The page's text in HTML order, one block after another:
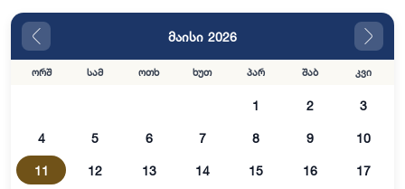
მაისი 2026
ორშ სამ ოთხ ხუთ პარ შაბ კვი
1 2 3
4 5 6 7 8 9 10
11 12 13 14 15 16 17